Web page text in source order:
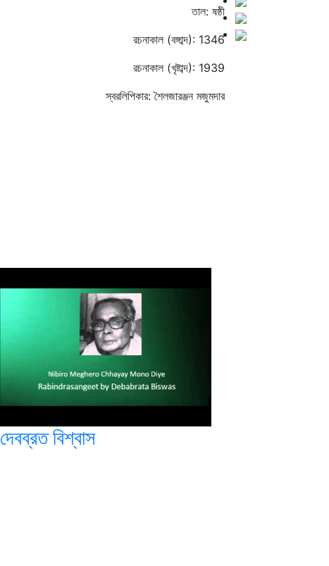
তাল: ষষ্ঠী
রচনাকাল (বঙ্গাব্দ): 1346
রচনাকাল (খৃষ্টাব্দ): 1939
স্বরলিপিকার: শৈলজারঞ্জন মজুমদার
দেবব্রত বিশ্বাস